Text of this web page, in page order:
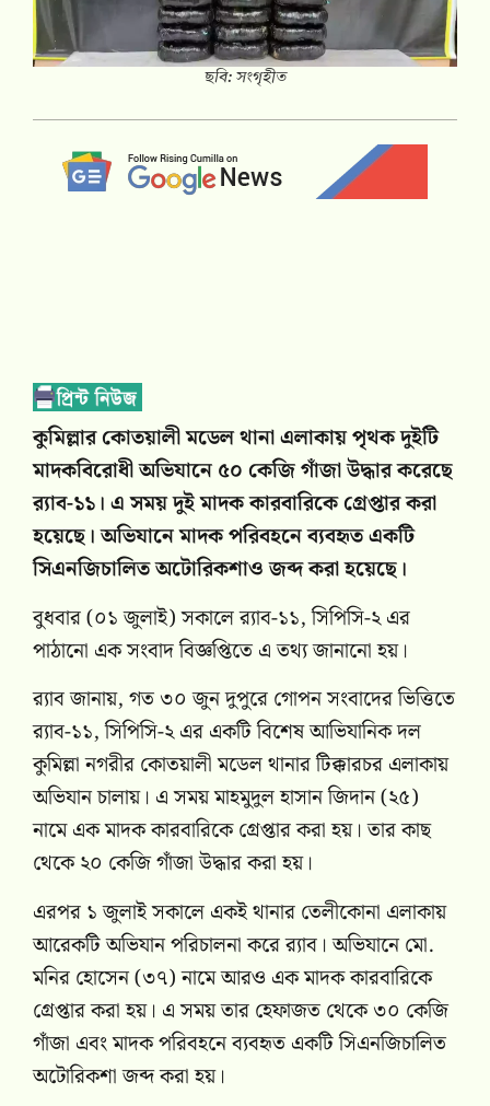
ছবি: সংগৃহীত
কুমিল্লার কোতয়ালী মডেল থানা এলাকায় পৃথক দুইটি
মাদকবিরোধী অভিযানে ৫০ কেজি গাঁজা উদ্ধার করেছে
র‍্যাব-১১। এ সময় দুই মাদক কারবারিকে গ্রেপ্তার করা
হয়েছে। অভিযানে মাদক পরিবহনে ব্যবহৃত একটি
সিএনজিচালিত অটোরিকশাও জব্দ করা হয়েছে।
বুধবার (০১ জুলাই) সকালে র‍্যাব-১১, সিপিসি-২ এর
পাঠানো এক সংবাদ বিজ্ঞপ্তিতে এ তথ্য জানানো হয়।
র‍্যাব জানায়, গত ৩০ জুন দুপুরে গোপন সংবাদের ভিত্তিতে
র‍্যাব-১১, সিপিসি-২ এর একটি বিশেষ আভিযানিক দল
কুমিল্লা নগরীর কোতয়ালী মডেল থানার টিক্কারচর এলাকায়
অভিযান চালায়। এ সময় মাহমুদুল হাসান জিদান (২৫)
নামে এক মাদক কারবারিকে গ্রেপ্তার করা হয়। তার কাছ
থেকে ২০ কেজি গাঁজা উদ্ধার করা হয়।
এরপর ১ জুলাই সকালে একই থানার তেলীকোনা এলাকায়
আরেকটি অভিযান পরিচালনা করে র‍্যাব। অভিযানে মো.
মনির হোসেন (৩৭) নামে আরও এক মাদক কারবারিকে
গ্রেপ্তার করা হয়। এ সময় তার হেফাজত থেকে ৩০ কেজি
গাঁজা এবং মাদক পরিবহনে ব্যবহৃত একটি সিএনজিচালিত
অটোরিকশা জব্দ করা হয়।